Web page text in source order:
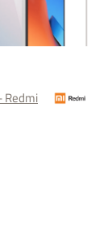
Redmi – ريدمي